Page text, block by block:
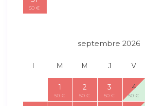
50 €
septembre 2026
L M M J V
1
50 €
2
50 €
3
50 €
4
50 €